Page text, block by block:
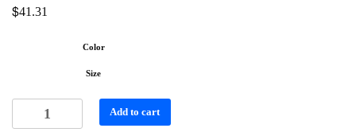
$41.31
Color
Size
Add to cart